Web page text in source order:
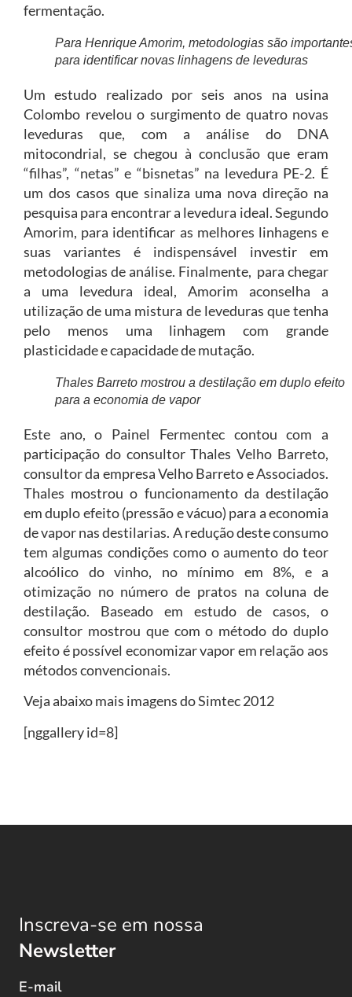
fermentação.
Para Henrique Amorim, metodologias são
para identificar novas linhagens de leveduras
Um estudo realizado por seis anos na usina
Colombo revelou o surgimento de quatro novas
leveduras que, com a análise do DNA
mitocondrial, se chegou à conclusão que eram
“filhas”, “netas” e “bisnetas” na levedura PE-2. É
um dos casos que sinaliza uma nova direção na
pesquisa para encontrar a levedura ideal. Segundo
Amorim, para identificar as melhores linhagens e
suas variantes é indispensável investir em
metodologias de análise. Finalmente, para chegar
a uma levedura ideal, Amorim aconselha a
utilização de uma mistura de leveduras que tenha
pelo menos uma linhagem com grande
plasticidade e capacidade de mutação.
Thales Barreto mostrou a destilação em duplo efeito
para a economia de vapor
Este ano, o Painel Fermentec contou com a
participação do consultor Thales Velho Barreto,
consultor da empresa Velho Barreto e Associados.
Thales mostrou o funcionamento da destilação
em duplo efeito (pressão e vácuo) para a economia
de vapor nas destilarias. A redução deste consumo
tem algumas condições como o aumento do teor
alcoólico do vinho, no mínimo em 8%, e a
otimização no número de pratos na coluna de
destilação. Baseado em estudo de casos, o
consultor mostrou que com o método do duplo
efeito é possível economizar vapor em relação aos
métodos convencionais.
Veja abaixo mais imagens do Simtec 2012
[nggallery id=8]
Inscreva-se em nossa
Newsletter
E-mail